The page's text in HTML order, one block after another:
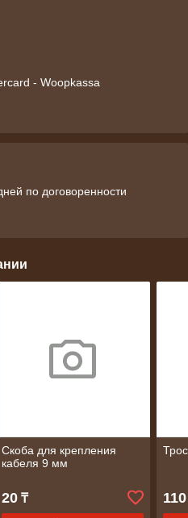
- Woopkassa
по договоренности
Скоба для крепления
кабеля 9 мм
20₸ 110